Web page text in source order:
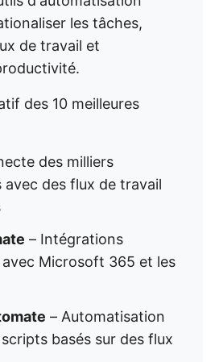
les tâches,
de travail et
des 10 meilleures
des milliers
des flux de travail
– Intégrations
Microsoft 365 et les
– Automatisation
basés sur des flux